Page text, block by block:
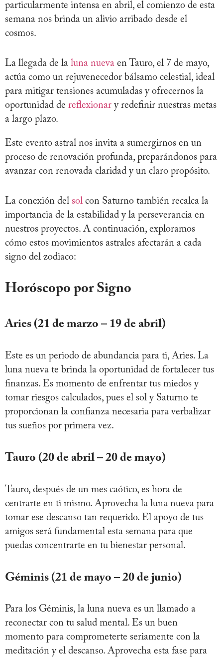
particularmente intensa en abril, el comienzo de esta
semana nos brinda un alivio arribado desde el
cosmos.
La llegada de la luna nueva en Tauro, el 7 de mayo,
actúa como un rejuvenecedor bálsamo celestial, ideal
para mitigar tensiones acumuladas y ofrecernos la
oportunidad de reflexionar y redefinir nuestras metas
a largo plazo.
Este evento astral nos invita a sumergirnos en un
proceso de renovación profunda, preparándonos para
avanzar con renovada claridad y un claro propósito.
La conexión del sol con Saturno también recalca la
importancia de la estabilidad y la perseverancia en
nuestros proyectos. A continuación, exploramos
cómo estos movimientos astrales afectarán a cada
signo del zodiaco:
Horóscopo por Signo
Aries (21 de marzo – 19 de abril)
Este es un periodo de abundancia para ti, Aries. La
luna nueva te brinda la oportunidad de fortalecer tus
finanzas. Es momento de enfrentar tus miedos y
tomar riesgos calculados, pues el sol y Saturno te
proporcionan la confianza necesaria para verbalizar
tus sueños por primera vez.
Tauro (20 de abril – 20 de mayo)
Tauro, después de un mes caótico, es hora de
centrarte en ti mismo. Aprovecha la luna nueva para
tomar ese descanso tan requerido. El apoyo de tus
amigos será fundamental esta semana para que
puedas concentrarte en tu bienestar personal.
Géminis (21 de mayo – 20 de junio)
Para los Géminis, la luna nueva es un llamado a
reconectar con tu salud mental. Es un buen
momento para comprometerte seriamente con la
meditación y el descanso. Aprovecha esta fase para